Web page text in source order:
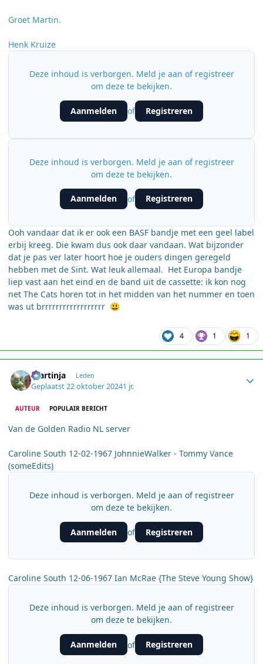
Groet Martin.
Henk Kruize
Deze inhoud is verborgen. Meld je aan of registreer
om deze te bekijken.
Aanmelden of Registreren
Deze inhoud is verborgen. Meld je aan of registreer
om deze te bekijken.
Aanmelden of Registreren
Ooh vandaar dat ik er ook een BASF bandje met een geel label
erbij kreeg. Die kwam dus ook daar vandaan. Wat bijzonder
dat je pas ver later hoort hoe je ouders dingen geregeld
hebben met de Sint. Wat leuk allemaal. Het Europa bandje
liep vast aan het eind en de band uit de cassette: ik kon nog
net The Cats horen tot in het midden van het nummer en toen
was ut brrrrrrrrrrrrrrrrrr 😃
4 1 1
martinja Leden
Geplaatst22 oktober 20241 jr.
AUTEUR POPULAIR BERICHT
Van de Golden Radio NL server
Caroline South 12-02-1967 JohnnieWalker - Tommy Vance
(someEdits)
Deze inhoud is verborgen. Meld je aan of registreer
om deze te bekijken.
Aanmelden of Registreren
Caroline South 12-06-1967 Ian McRae {The Steve Young Show}
Deze inhoud is verborgen. Meld je aan of registreer
om deze te bekijken.
Aanmelden of Registreren